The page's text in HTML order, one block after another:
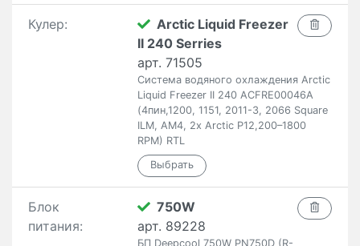
Кулер:
Arctic Liquid Freezer
II 240 Serries
арт. 71505
Система водяного охлаждения Arctic
Liquid Freezer II 240 ACFRE00046A
(4пин,1200, 1151, 2011-3, 2066 Square
ILM, AM4, 2x Arctic P12,200–1800
RPM) RTL
Блок
питания:
750W
арт. 89228
БП Deepcool 750W PN750D (R-